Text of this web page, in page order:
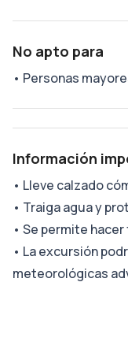
No apto para
• Personas
Información
• Lleve calzado
• Traiga agua y
• Se permite
• La excursión
meteorológicas